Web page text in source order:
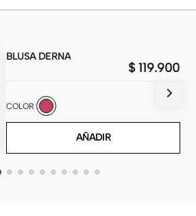
BLUSA DERNA
$ 119.900
COLOR
AÑADIR